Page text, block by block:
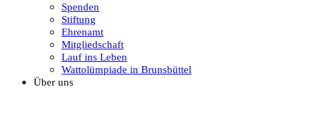
Spenden
Stiftung
Ehrenamt
Mitgliedschaft
Lauf ins Leben
Wattolümpiade in Brunsbüttel
Über uns